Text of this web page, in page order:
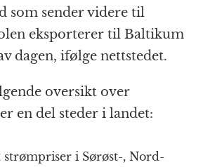
som sender videre til
eksporterer til Baltikum
dagen, ifølge nettstedet.
oversikt over
en del steder i landet:
strømpriser i Sørøst-, Nord-